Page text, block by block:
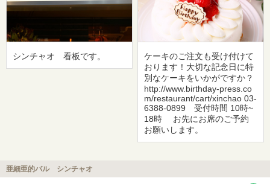
シンチャオ 看板です。
ケーキのご注文も受け付けて
おります！大切な記念日に特
別なケーキをいかがですか？
http://www.birthday-press.co
m/restaurant/cart/xinchao 03-
6388-0899 受付時間 10時~
18時 お先にお席のご予約
お願いします。
亜細亜的バル シンチャオ